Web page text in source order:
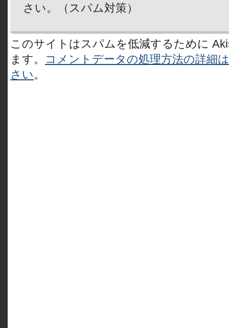
さい。（スパム対策）
このサイトはスパムを低減するために
ます。
コメントデータの処理方法の詳細
さい。